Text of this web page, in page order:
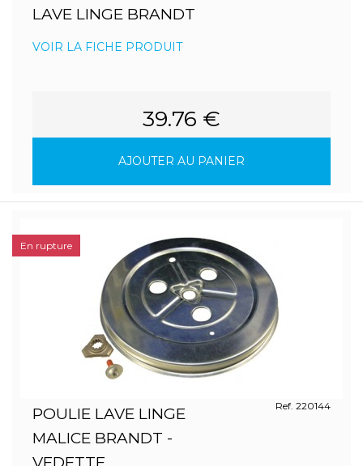
LAVE LINGE BRANDT
VOIR LA FICHE PRODUIT
39.76 €
AJOUTER AU PANIER
POULIE LAVE LINGE
MALICE BRANDT -
Ref. 220144
En rupture